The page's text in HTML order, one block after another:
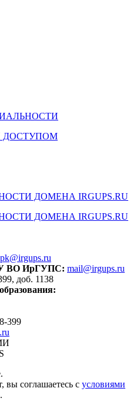
ДОСТУПОМ
ДОМЕНА IRGUPS.RU
ДОМЕНА IRGUPS.RU
pk@irgups.ru
ВО ИрГУПС: mail@irgups.ru
доб. 1138
399
вы соглашаетесь с условиями